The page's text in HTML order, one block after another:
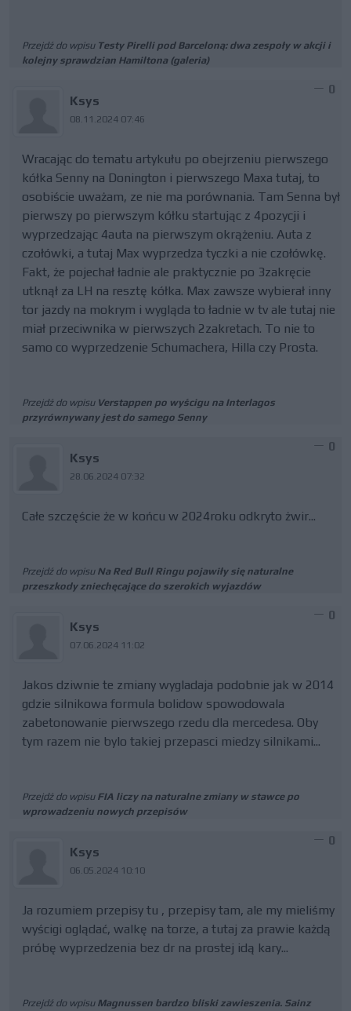
Przejdź do wpisu Testy Pirelli pod Barceloną: dwa zespoły w akcji i
kolejny sprawdzian Hamiltona (galeria)
Ksys
08.11.2024 07:46
0
Wracając do tematu artykułu po obejrzeniu pierwszego
kółka Senny na Donington i pierwszego Maxa tutaj, to
osobiście uważam, ze nie ma porównania. Tam Senna był
pierwszy po pierwszym kółku startując z 4pozycji i
wyprzedzając 4auta na pierwszym okrążeniu. Auta z
czołówki, a tutaj Max wyprzedza tyczki a nie czołówkę.
Fakt, że pojechał ładnie ale praktycznie po 3zakręcie
utknął za LH na resztę kółka. Max zawsze wybierał inny
tor jazdy na mokrym i wygląda to ładnie w tv ale tutaj nie
miał przeciwnika w pierwszych 2zakretach. To nie to
samo co wyprzedzenie Schumachera, Hilla czy Prosta.
Przejdź do wpisu Verstappen po wyścigu na Interlagos
przyrównywany jest do samego Senny
Ksys
28.06.2024 07:32
0
Całe szczęście że w końcu w 2024roku odkryto żwir...
Przejdź do wpisu Na Red Bull Ringu pojawiły się naturalne
przeszkody zniechęcające do szerokich wyjazdów
Ksys
07.06.2024 11:02
0
Jakos dziwnie te zmiany wygladaja podobnie jak w 2014
gdzie silnikowa formula bolidow spowodowala
zabetonowanie pierwszego rzedu dla mercedesa. Oby
tym razem nie bylo takiej przepasci miedzy silnikami...
Przejdź do wpisu FIA liczy na naturalne zmiany w stawce po
wprowadzeniu nowych przepisów
Ksys
06.05.2024 10:10
0
Ja rozumiem przepisy tu , przepisy tam, ale my mieliśmy
wyścigi oglądać, walkę na torze, a tutaj za prawie każdą
próbę wyprzedzenia bez dr na prostej idą kary...
Przejdź do wpisu Magnussen bardzo bliski zawieszenia. Sainz